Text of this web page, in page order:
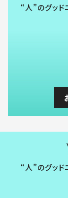
“人”のグッド
“人”のグッド